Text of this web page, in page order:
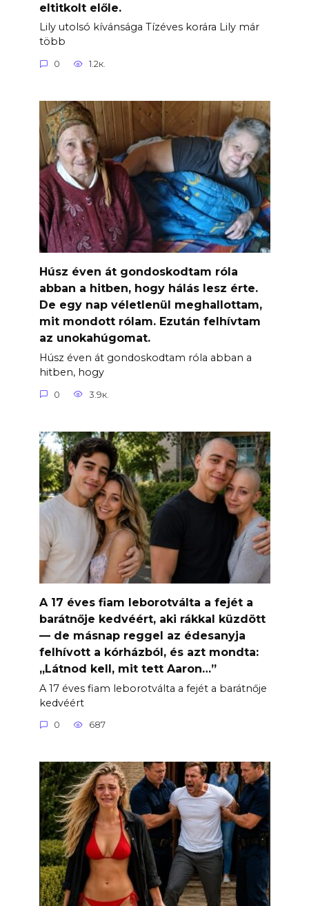
eltitkolt előle.
Lily utolsó kívánsága Tízéves korára Lily már
több
0 1.2к.
Húsz éven át gondoskodtam róla
abban a hitben, hogy hálás lesz érte.
De egy nap véletlenül meghallottam,
mit mondott rólam. Ezután felhívtam
az unokahúgomat.
Húsz éven át gondoskodtam róla abban a
hitben, hogy
0 3.9к.
A 17 éves fiam leborotválta a fejét a
barátnője kedvéért, aki rákkal küzdött
— de másnap reggel az édesanyja
felhívott a kórházból, és azt mondta:
„Látnod kell, mit tett Aaron…”
A 17 éves fiam leborotválta a fejét a barátnője
kedvéért
0 687